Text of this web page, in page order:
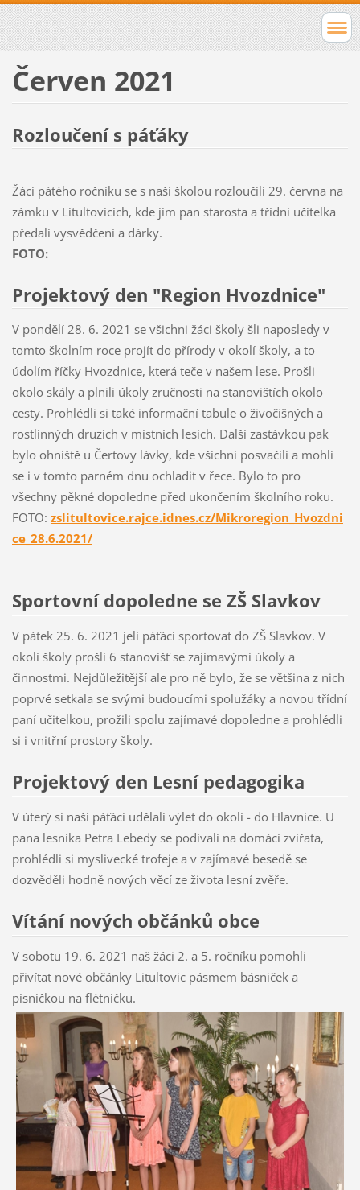
Červen 2021
Rozloučení s páťáky
Žáci pátého ročníku se s naší školou rozloučili 29. června na
zámku v Litultovicích, kde jim pan starosta a třídní učitelka
předali vysvědčení a dárky.
FOTO:
Projektový den "Region Hvozdnice"
V pondělí 28. 6. 2021 se všichni žáci školy šli naposledy v
tomto školním roce projít do přírody v okolí školy, a to
údolím říčky Hvozdnice, která teče v našem lese. Prošli
okolo skály a plnili úkoly zručnosti na stanovištích okolo
cesty. Prohlédli si také informační tabule o živočišných a
rostlinných druzích v místních lesích. Další zastávkou pak
bylo ohniště u Čertovy lávky, kde všichni posvačili a mohli
se i v tomto parném dnu ochladit v řece. Bylo to pro
všechny pěkné dopoledne před ukončením školního roku.
FOTO: zslitultovice.rajce.idnes.cz/Mikroregion_Hvozdni
ce_28.6.2021/
Sportovní dopoledne se ZŠ Slavkov
V pátek 25. 6. 2021 jeli páťáci sportovat do ZŠ Slavkov. V
okolí školy prošli 6 stanovišť se zajímavými úkoly a
činnostmi. Nejdůležitější ale pro ně bylo, že se většina z nich
poprvé setkala se svými budoucími spolužáky a novou třídní
paní učitelkou, prožili spolu zajímavé dopoledne a prohlédli
si i vnitřní prostory školy.
Projektový den Lesní pedagogika
V úterý si naši páťáci udělali výlet do okolí - do Hlavnice. U
pana lesníka Petra Lebedy se podívali na domácí zvířata,
prohlédli si myslivecké trofeje a v zajímavé besedě se
dozvěděli hodně nových věcí ze života lesní zvěře.
Vítání nových občánků obce
V sobotu 19. 6. 2021 naš žáci 2. a 5. ročníku pomohli
přivítat nové občánky Litultovic pásmem básniček a
písničkou na flétničku.